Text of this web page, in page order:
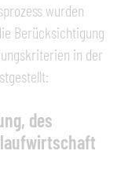
wurden
Berücksichtigung
in der
des